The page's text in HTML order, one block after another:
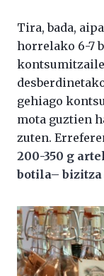
Tira, bada,
horrelako 6-7
gehiago
mota guztien
zuten.
200-350 g
botila– bizitza